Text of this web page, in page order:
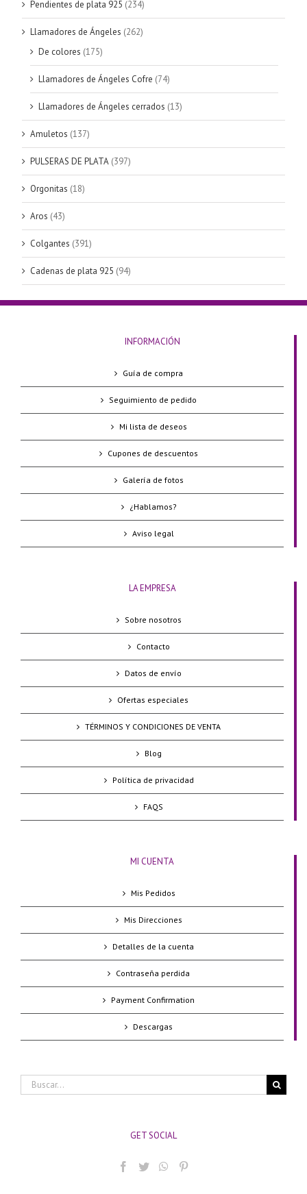
Pendientes de plata 925 (234)
Llamadores de Ángeles (262)
De colores (175)
Llamadores de Ángeles Cofre (74)
Llamadores de Ángeles cerrados (13)
Amuletos (137)
PULSERAS DE PLATA (397)
Orgonitas (18)
Aros (43)
Colgantes (391)
Cadenas de plata 925 (94)
INFORMACIÓN
Guía de compra
Seguimiento de pedido
Mi lista de deseos
Cupones de descuentos
Galería de fotos
¿Hablamos?
Aviso legal
LA EMPRESA
Sobre nosotros
Contacto
Datos de envío
Ofertas especiales
TÉRMINOS Y CONDICIONES DE VENTA
Blog
Política de privacidad
FAQS
MI CUENTA
Mis Pedidos
Mis Direcciones
Detalles de la cuenta
Contraseña perdida
Payment Confirmation
Descargas
Buscar:
GET SOCIAL